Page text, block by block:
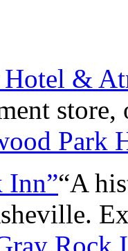
Hotel &
Park
Inn”“A
Rock